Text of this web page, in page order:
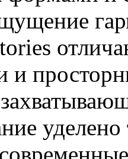
и
уделено